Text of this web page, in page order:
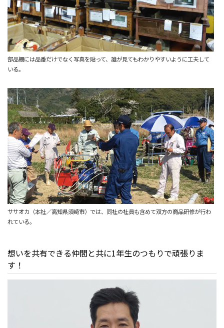
部品棚には品番だけでなく写真を貼って、誰が見てもわかりやすいように工夫して
いる。
ササオカ（本社／高知県須崎市）では、同社の社員も含めて双方の商品研修が行わ
れている。
想いを共有できる仲間と共に1年生のつもりで頑張りま
す！